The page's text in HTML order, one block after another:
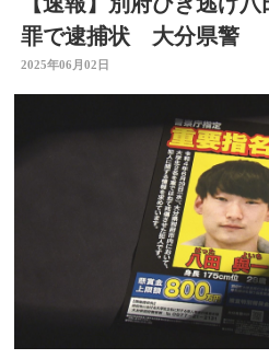
罪で逮捕状 大分県警
2025年06月02日